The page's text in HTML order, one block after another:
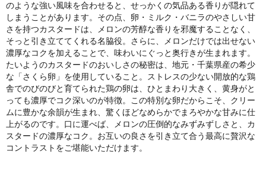
のような強い風味を合わせると、せっかくの気品ある香りが隠れて
しまうことがあります。その点、卵・ミルク・バニラのやさしい甘
さを持つカスタードは、メロンの芳醇な香りを邪魔することなく、
そっと引き立ててくれる名脇役。さらに、メロンだけでは出せない
濃厚なコクを加えることで、味わいにぐっと奥行きが生まれます。
たいようのカスタードのおいしさの秘密は、地元・千葉県産の希少
な「さくら卵」を使用していること。ストレスの少ない開放的な鶏
舎でのびのびと育てられた鶏の卵は、ひとまわり大きく、黄身がと
っても濃厚でコク深いのが特徴。この特別な卵だからこそ、クリー
ムに豊かな余韻が生まれ、驚くほどなめらかでまろやかな甘みに仕
上がるのです。口に運べば、メロンの圧倒的なみずみずしさと、カ
スタードの濃厚なコク。お互いの良さを引き立て合う最高に贅沢な
コントラストをご堪能いただけます。